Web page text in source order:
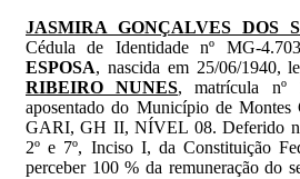
JASMIRA GONÇALVES DOS
Cédula de Identidade nº MG-
ESPOSA, nascida em 25/06/1940,
RIBEIRO NUNES, matrícula nº
aposentado do Município de Montes
GARI, GH II, NÍVEL 08. Deferido
2º e 7º, Inciso I, da Constituição
perceber 100 % da remuneração do